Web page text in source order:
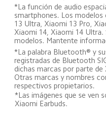
*La función de audio
smartphones. Los
13 Ultra, Xiaomi 13 Pro,
Xiaomi 14, Xiaomi 14 Ultra.
modelos. Mantente
*La palabra Bluetooth® y
registradas de Bluetooth
dichas marcas por parte de
Otras marcas y nombres
respectivos propietarios.
*Las imágenes que se ven
Xiaomi Earbuds.